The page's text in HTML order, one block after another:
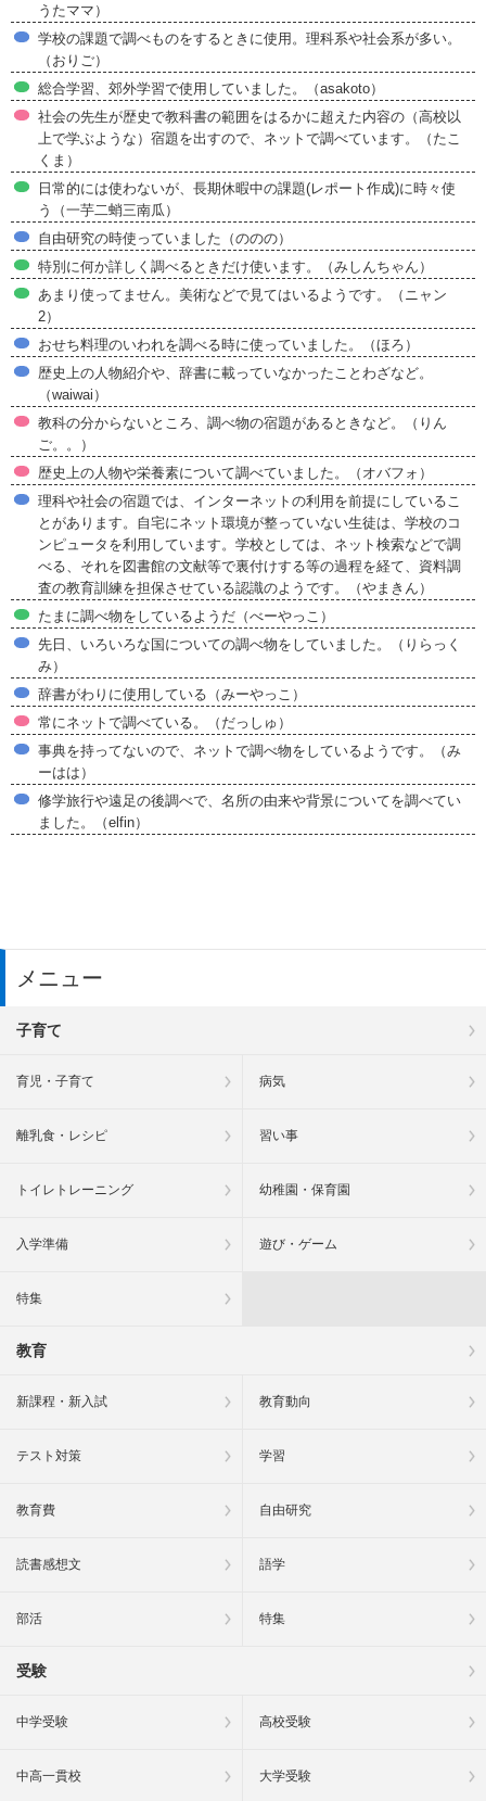
うたママ）
学校の課題で調べものをするときに使用。理科系や社会系が多い。
（おりご）
総合学習、郊外学習で使用していました。（asakoto）
社会の先生が歴史で教科書の範囲をはるかに超えた内容の（高校以
上で学ぶような）宿題を出すので、ネットで調べています。（たこ
くま）
日常的には使わないが、長期休暇中の課題(レポート作成)に時々使
う（一芋二蛸三南瓜）
自由研究の時使っていました（ののの）
特別に何か詳しく調べるときだけ使います。（みしんちゃん）
あまり使ってません。美術などで見てはいるようです。（ニャン
2）
おせち料理のいわれを調べる時に使っていました。（ほろ）
歴史上の人物紹介や、辞書に載っていなかったことわざなど。
（waiwai）
教科の分からないところ、調べ物の宿題があるときなど。（りん
ご。。）
歴史上の人物や栄養素について調べていました。（オバフォ）
理科や社会の宿題では、インターネットの利用を前提にしているこ
とがあります。自宅にネット環境が整っていない生徒は、学校のコ
ンピュータを利用しています。学校としては、ネット検索などで調
べる、それを図書館の文献等で裏付けする等の過程を経て、資料調
査の教育訓練を担保させている認識のようです。（やまきん）
たまに調べ物をしているようだ（べーやっこ）
先日、いろいろな国についての調べ物をしていました。（りらっく
み）
辞書がわりに使用している（みーやっこ）
常にネットで調べている。（だっしゅ）
事典を持ってないので、ネットで調べ物をしているようです。（み
ーはは）
修学旅行や遠足の後調べで、名所の由来や背景についてを調べてい
ました。（elfin）
メニュー
子育て
育児・子育て 病気
離乳食・レシピ 習い事
トイレトレーニング 幼稚園・保育園
入学準備 遊び・ゲーム
特集
教育
新課程・新入試 教育動向
テスト対策 学習
教育費 自由研究
読書感想文 語学
部活 特集
受験
中学受験 高校受験
中高一貫校 大学受験